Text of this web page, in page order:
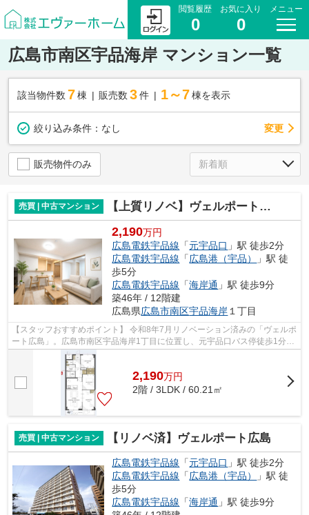
閲覧履歴
0
お気に入り
0
メニュー
広島市南区宇品海岸 マンション一覧
該当物件数 7棟 販売数 3 件 1～7 棟を表示
絞り込み条件： なし 変更
販売物件のみ
売買 | 中古マンション 【上質リノベ】ヴェルポート広島
2,190万円
広島電鉄宇品線 「元宇品口 」駅 徒歩2分
広島電鉄宇品線 「広島港（宇品）
」駅 徒
歩5分
広島電鉄宇品線 「海岸通 」駅 徒歩9分
築46年 / 12階建
広島県広島市南区宇品海岸１丁目
【スタッフおすすめポイント】 令和8年7月リノベーション済みの「ヴェルポ
ート広島」。広島市南区宇品海岸1丁目に位置し、元宇品口バス停徒歩1分、
元宇品口電停徒歩3分。公共交通を利...
2,190万円
2階 / 3LDK / 60.21㎡
売買 | 中古マンション 【リノベ済】ヴェルポート広島
広島電鉄宇品線 「元宇品口 」駅 徒歩2分
広島電鉄宇品線 「広島港（宇品）
」駅 徒
歩5分
広島電鉄宇品線 「海岸通 」駅 徒歩9分